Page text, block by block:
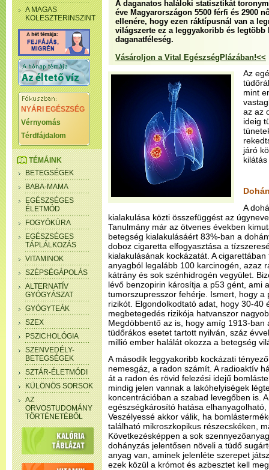
A MAGAS
KOLESZTERINSZINT
NYÁRI EGÉSZSÉG
Vérnyomás
Térdfájdalom
TÉMÁINK
BETEGSÉGEK
BABA-MAMA
EGÉSZSÉGES
ÉLETMÓD
FOGYÓKÚRA
EGÉSZSÉGES
TÁPLÁLKOZÁS
VITAMINOK
SZÉPSÉGÁPOLÁS
ALTERNATÍV
GYÓGYÁSZAT
GYÓGYTEÁK
SZEX
PSZICHOLÓGIA
SZENVEDÉLY-
BETEGSÉGEK
SZTÁR-ÉLETMÓDI
KÜLÖNÖS SORSOK
AZ
ORVOSTUDOMÁNY
TÖRTÉNETÉBŐL
A daganatos haláloki statisztikát
éve Magyarországon 5500 férfi és 2900
ellenére, hogy ezen ráktípusnál van a
világszerte ez a leggyakoribb és
daganatféleség.
Vásároljon a Vital EgészségPlázában!<<
Az
mint
az az
ideig
járó
A
kialakulása közti összefüggést az
Tanulmány már az ötvenes években
betegség kialakulásáért 83%-ban a
doboz cigaretta elfogyasztása a
kialakulásának kockázatát. A
anyagból legalább 100 karcinogén, azaz
kátrány és sok szénhidrogén vegyület.
lévő benzopirin károsítja a p53 gént, ami
tumorszupresszor fehérje. Ismert, hogy a
rizikót. Elgondolkodtató adat, hogy 30-40
megbetegedés rizikója hatvanszor
Megdöbbentő az is, hogy amíg 1913-ban
tüdőrákos esetet tartott nyilván, száz
millió ember halálát okozza a betegség
A második leggyakoribb kockázati
nemesgáz, a radon számít. A radioaktív
át a radon és rövid felezési idejű
mindig jelen vannak a lakóhelyiségek
koncentrációban a szabad levegőben is.
egészségkárosító hatása
Veszélyessé akkor válik, ha
található mikroszkopikus részecskéken,
Következésképpen a sok
dohányzás jelentősen növeli a tüdő
anyag van, aminek jelenléte szerepet
ezek közül a krómot és azbesztet kell